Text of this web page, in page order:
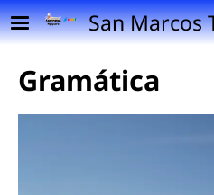
Pasar al contenido
San Marcos
Gramática